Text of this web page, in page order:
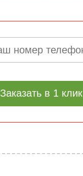
Заказать в 1 клик